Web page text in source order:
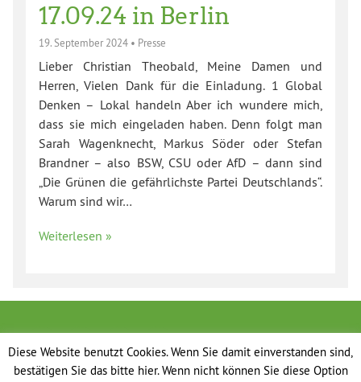
17.09.24 in Berlin
19. September 2024 • Presse
Lieber Christian Theobald, Meine Damen und
Herren, Vielen Dank für die Einladung. 1 Global
Denken – Lokal handeln Aber ich wundere mich,
dass sie mich eingeladen haben. Denn folgt man
Sarah Wagenknecht, Markus Söder oder Stefan
Brandner – also BSW, CSU oder AfD – dann sind
„Die Grünen die gefährlichste Partei Deutschlands“.
Warum sind wir…
Weiterlesen »
Diese Website benutzt Cookies. Wenn Sie damit einverstanden sind,
bestätigen Sie das bitte hier. Wenn nicht können Sie diese Option